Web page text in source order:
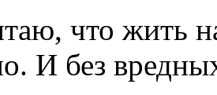
что жить
И без